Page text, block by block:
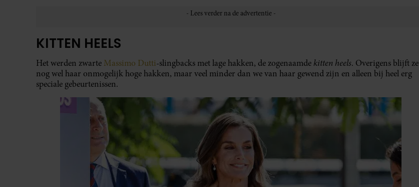
KITTEN HEELS
Het werden zwarte Massimo Dutti-slingbacks met lage hakken, de zogenaamde kitten heels. Overigens blijft ze
nog wel haar onmogelijk hoge hakken, maar veel minder dan we van haar gewend zijn en alleen bij heel erg
speciale gebeurtenissen.